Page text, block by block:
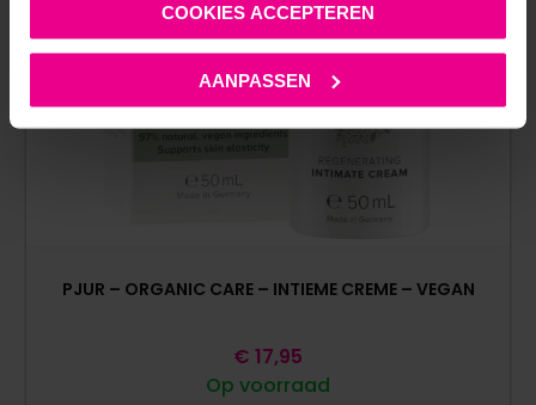
COOKIES ACCEPTEREN
AANPASSEN
PJUR – ORGANIC CARE – INTIEME CREME – VEGAN
Op voorraad
€ 17,95